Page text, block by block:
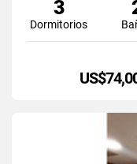
3
Dormitorios